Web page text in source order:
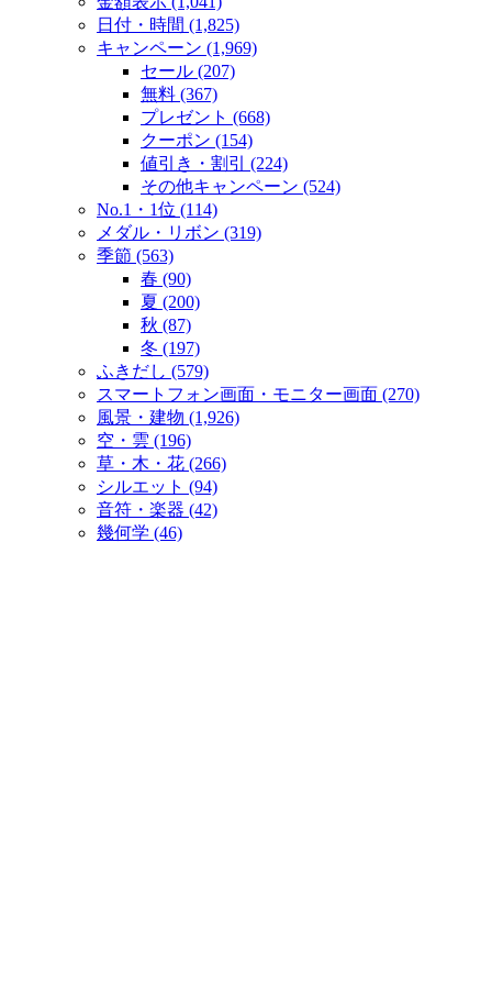
日付・時間 (1,825)
キャンペーン (1,969)
セール (207)
無料 (367)
プレゼント (668)
クーポン (154)
値引き・割引 (224)
その他キャンペーン (524)
No.1・1位 (114)
メダル・リボン (319)
季節 (563)
春 (90)
夏 (200)
秋 (87)
冬 (197)
ふきだし (579)
スマートフォン画面・モニター画面 (270)
風景・建物 (1,926)
空・雲 (196)
草・木・花 (266)
シルエット (94)
音符・楽器 (42)
幾何学 (46)